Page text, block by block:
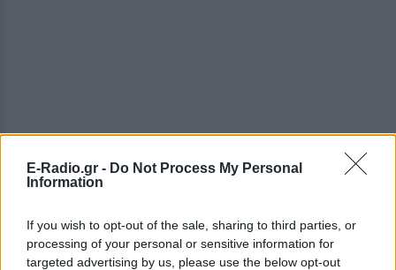
E-Radio.gr - Do Not Process My Personal
Information
If you wish to opt-out of the sale, sharing to third parties, or
processing of your personal or sensitive information for
targeted advertising by us, please use the below opt-out